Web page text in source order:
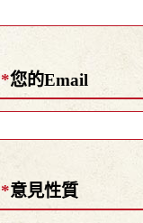
*您的Email
*意見性質